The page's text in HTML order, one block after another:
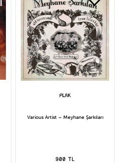
Various Artist – Meyhane Şarkıları
900 TL